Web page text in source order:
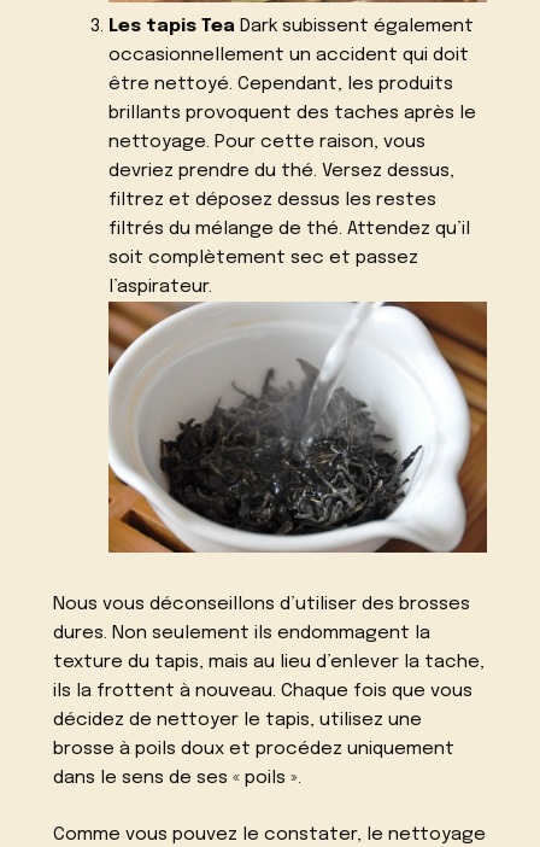
Les tapis TeaDark subissent également
occasionnellement un accident qui doit
être nettoyé. Cependant, les produits
brillants provoquent des taches après le
nettoyage. Pour cette raison, vous
devriez prendre du thé. Versez dessus,
filtrez et déposez dessus les restes
filtrés du mélange de thé. Attendez qu’il
soit complètement sec et passez
l’aspirateur.
Nous vous déconseillons d’utiliser des brosses
dures. Non seulement ils endommagent la
texture du tapis, mais au lieu d’enlever la tache,
ils la frottent à nouveau. Chaque fois que vous
décidez de nettoyer le tapis, utilisez une
brosse à poils doux et procédez uniquement
dans le sens de ses « poils ».
Comme vous pouvez le constater, le nettoyage